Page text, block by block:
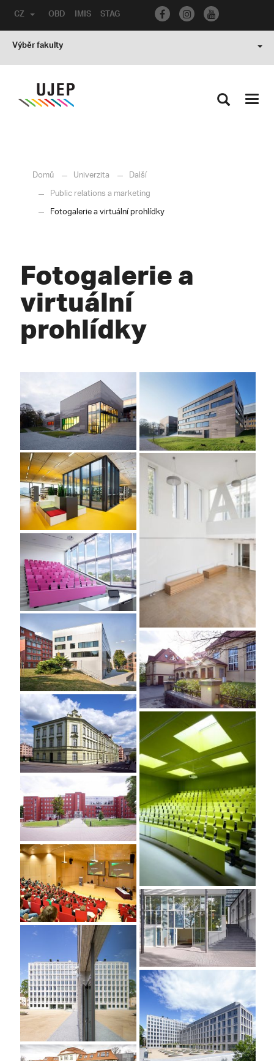
OBD IMIS STAG
CZ
Výběr fakulty
Domů Univerzita
Další
Public relations a marketing
Fotogalerie a virtuální prohlídky
Fotogalerie a
virtuální
prohlídky